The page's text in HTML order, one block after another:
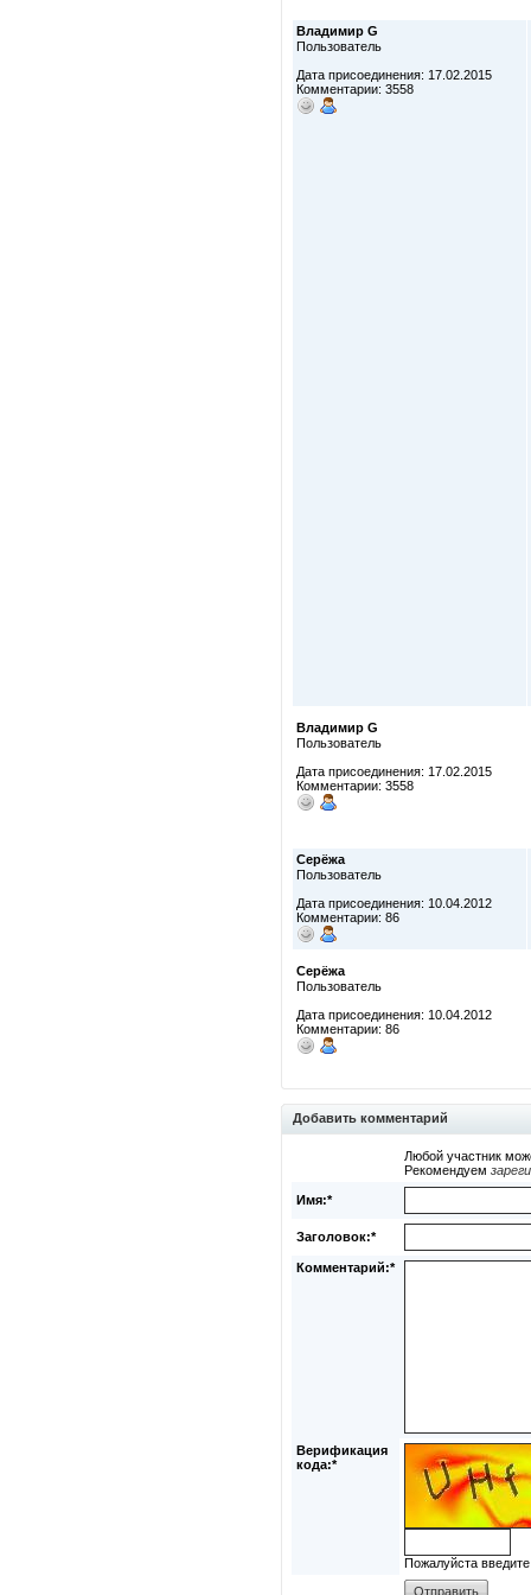
Владимир G
Пользователь
Дата присоединения: 17.02.2015
Комментарии: 3558
Владимир G
Пользователь
Дата присоединения: 17.02.2015
Комментарии: 3558
Серёжа
Пользователь
Дата присоединения: 10.04.2012
Комментарии: 86
Серёжа
Пользователь
Дата присоединения: 10.04.2012
Комментарии: 86
Добавить комментарий
Любой участник
Рекомендуем
Имя:*
Заголовок:*
Комментарий:*
Верификация
кода:*
Пожалуйста